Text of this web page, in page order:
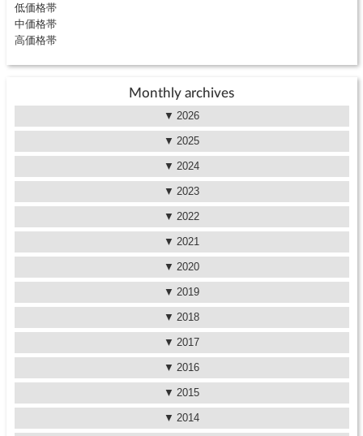
低価格帯
中価格帯
高価格帯
Monthly archives
2026
2025
2024
2023
2022
2021
2020
2019
2018
2017
2016
2015
2014